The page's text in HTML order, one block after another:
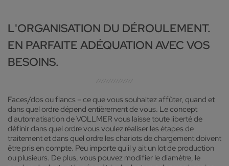
L'ORGANISATION DU DÉROULEMENT.
EN PARFAITE ADÉQUATION AVEC VOS
BESOINS.
Faces/dos ou flancs – ce que vous souhaitez affûter, quand et
dans quel ordre dépend entièrement de vous. Le concept
d'automatisation de VOLLMER vous laisse toute liberté de
définir dans quel ordre vous voulez réaliser les étapes de
traitement et dans quel ordre les chariots de chargement doivent
être pris en compte. Peu importe qu'il y ait un lot de production
ou plusieurs. De plus, vous pouvez modifier le diamètre, le